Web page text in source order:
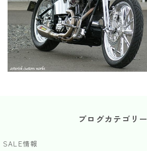
ブログカテゴリー
SALE情報